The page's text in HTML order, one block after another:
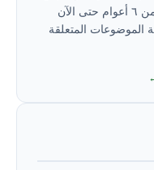
الاقتصاد والزراعة لأكثر من ٦ أعوام حتى الآن
المتعلقة